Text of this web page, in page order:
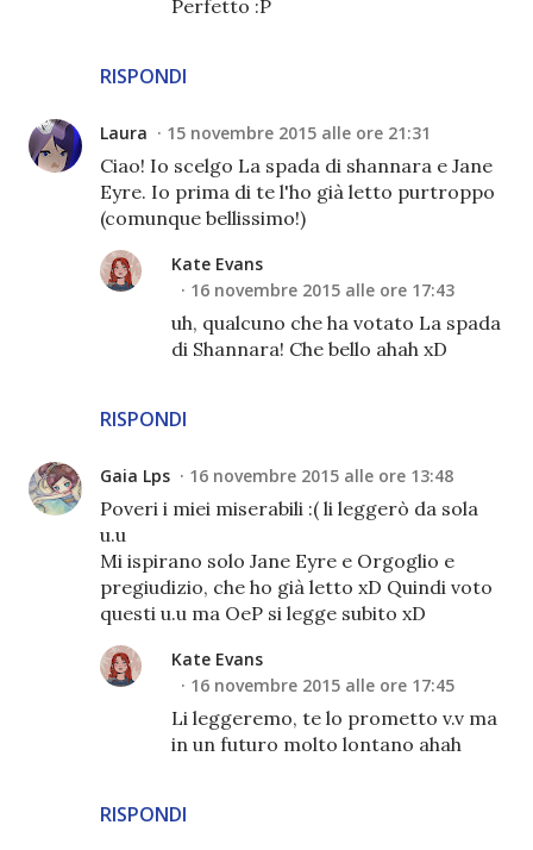
RISPONDI
Perfetto :P
Laura 15 novembre 2015 alle ore 21:31
Ciao! Io scelgo La spada di shannara e Jane
Eyre. Io prima di te l'ho già letto purtroppo
(comunque bellissimo!)
RISPONDI
Kate Evans
16 novembre 2015 alle ore 17:43
uh, qualcuno che ha votato La spada
di Shannara! Che bello ahah xD
Gaia Lps 16 novembre 2015 alle ore 13:48
Poveri i miei miserabili :( li leggerò da sola
u.u
Mi ispirano solo Jane Eyre e Orgoglio e
pregiudizio, che ho già letto xD Quindi voto
questi u.u ma OeP si legge subito xD
RISPONDI
Kate Evans
16 novembre 2015 alle ore 17:45
Li leggeremo, te lo prometto v.v ma
in un futuro molto lontano ahah